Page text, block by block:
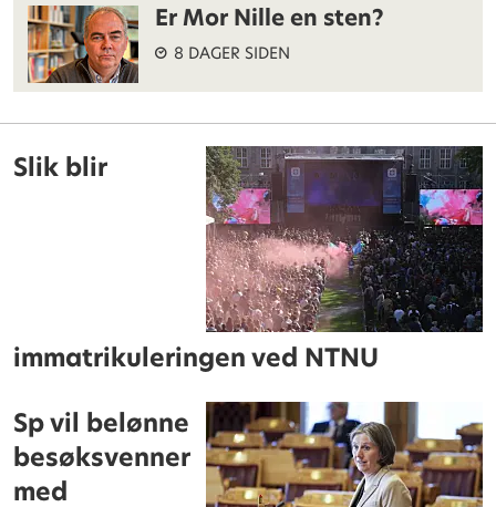
Er Mor Nille en sten?
8 DAGER SIDEN
Slik blir
immatrikuleringen ved NTNU
Sp vil belønne
besøksvenner
med